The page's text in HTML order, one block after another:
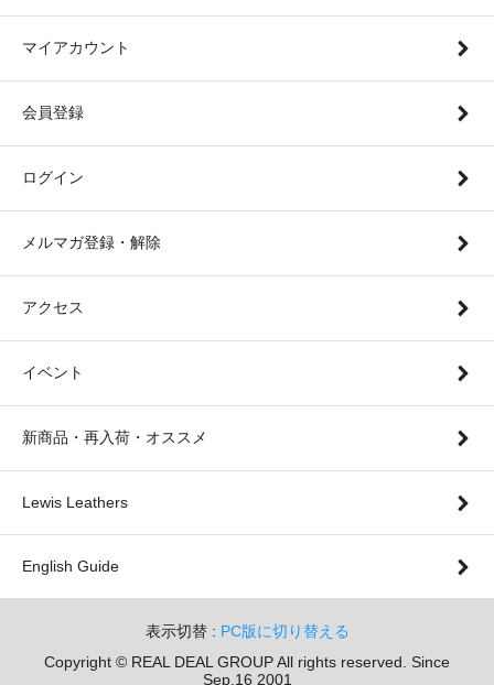
マイアカウント
会員登録
ログイン
メルマガ登録・解除
アクセス
イベント
新商品・再入荷・オススメ
Lewis Leathers
English Guide
表示切替 : PC版に切り替える
Copyright © REAL DEAL GROUP All rights reserved. Since
Sep.16 2001